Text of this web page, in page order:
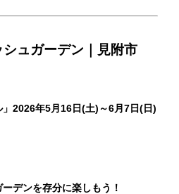
ュガーデン｜見附市
2026年5月16日(土)～6月7日(日)
デンを存分に楽しもう！